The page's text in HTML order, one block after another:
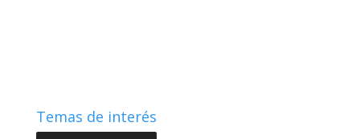
Temas de interés